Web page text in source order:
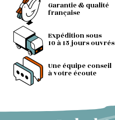
Garantie & qualité
française
Expédition sous
10 à 15 jours ouvrés
Une équipe conseil
à votre écoute